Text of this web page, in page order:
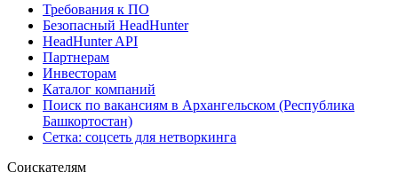
Требования к ПО
Безопасный HeadHunter
HeadHunter API
Партнерам
Инвесторам
Каталог компаний
Поиск по вакансиям в Архангельском (Республика
Башкортостан)
Сетка: соцсеть для нетворкинга
Соискателям